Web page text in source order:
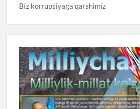
Biz korrupsiyaga qarshimiz